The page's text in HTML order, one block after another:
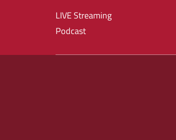
LIVE Streaming
Podcast